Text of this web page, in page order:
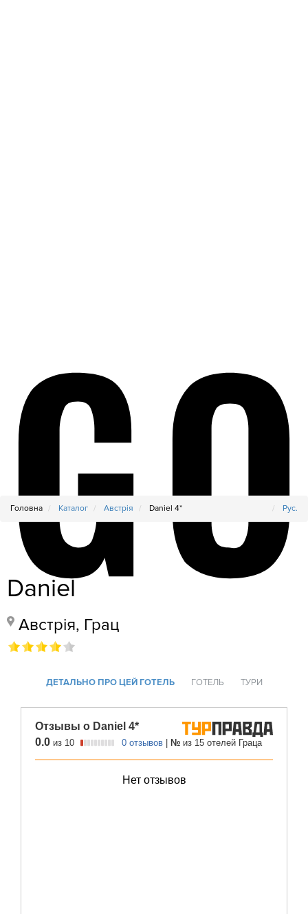
Головна Каталог Австрія Daniel 4* Рус.
Daniel
Австрія, Грац
ДЕТАЛЬНО ПРО ЦЕЙ ГОТЕЛЬ ГОТЕЛЬ ТУРИ